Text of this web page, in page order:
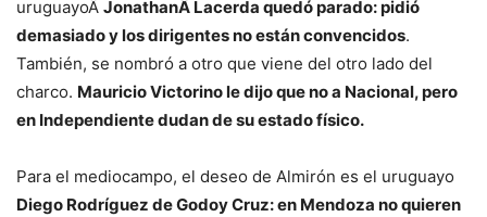
uruguayoÂ JonathanÂ Lacerda quedó parado: pidió
demasiado y los dirigentes no están convencidos.
También, se nombró a otro que viene del otro lado del
charco. Mauricio Victorino le dijo que no a Nacional, pero
en Independiente dudan de su estado físico.
Para el mediocampo, el deseo de Almirón es el uruguayo
Diego Rodríguez de Godoy Cruz: en Mendoza no quieren